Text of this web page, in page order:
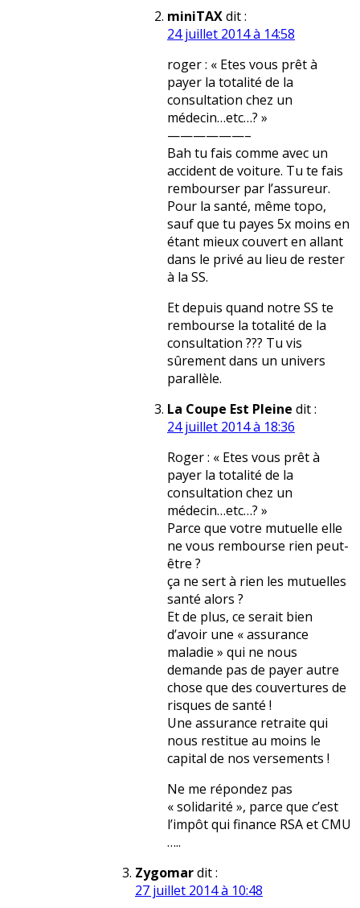
miniTAXdit :
24 juillet 2014 à 14:58
roger : « Etes vous prêt à
payer la totalité de la
consultation chez un
médecin…etc…? »
——————–
Bah tu fais comme avec un
accident de voiture. Tu te fais
rembourser par l’assureur.
Pour la santé, même topo,
sauf que tu payes 5x moins en
étant mieux couvert en allant
dans le privé au lieu de rester
à la SS.
Et depuis quand notre SS te
rembourse la totalité de la
consultation ??? Tu vis
sûrement dans un univers
parallèle.
La Coupe Est Pleine dit :
24 juillet 2014 à 18:36
Roger : « Etes vous prêt à
payer la totalité de la
consultation chez un
médecin…etc…? »
Parce que votre mutuelle elle
ne vous rembourse rien peut-
être ?
ça ne sert à rien les mutuelles
santé alors ?
Et de plus, ce serait bien
d’avoir une « assurance
maladie » qui ne nous
demande pas de payer autre
chose que des couvertures de
risques de santé !
Une assurance retraite qui
nous restitue au moins le
capital de nos versements !
Ne me répondez pas
« solidarité », parce que c’est
l’impôt qui finance RSA et CMU
…..
Zygomardit :
27 juillet 2014 à 10:48